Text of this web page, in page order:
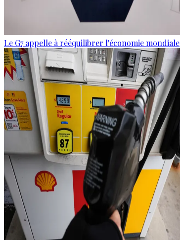
Le G7 appelle à rééquilibrer l'économie mondiale